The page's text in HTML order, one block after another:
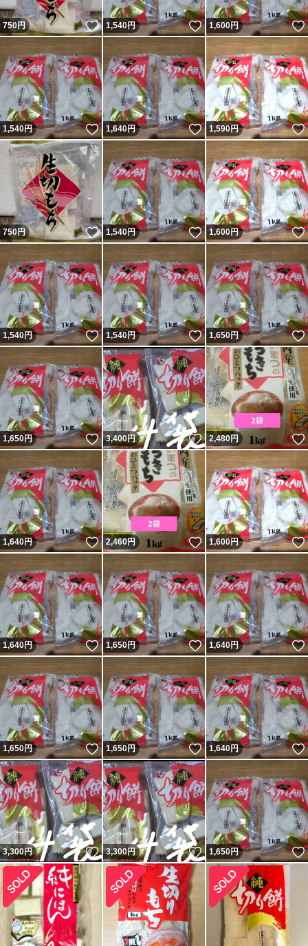
750円 いいね！
1,540円 いいね！
1,600円
1,540円 いいね！
1,640円 いいね！
1,590円
750円 いいね！
1,540円 いいね！
1,600円
1,540円 いいね！
1,540円 いいね！
1,650円
1,650円 いいね！
3,400円 いいね！
2,480円
1,640円 いいね！
2,460円 いいね！
1,600円
1,640円 いいね！
1,650円 いいね！
1,640円
1,650円 いいね！
1,650円 いいね！
1,640円
3,300円 いいね！
3,300円 いいね！
1,650円